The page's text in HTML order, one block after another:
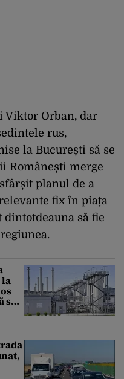
Viktor Orban, dar
rus,
la București să se
Românești merge
planul de a
fix în piața
să fie
la
să